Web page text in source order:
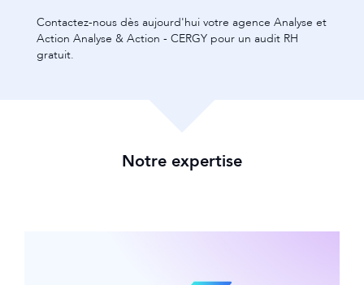
Contactez-nous dès aujourd'hui votre agence Analyse et
Action Analyse & Action - CERGY pour un audit RH
gratuit.
Notre expertise